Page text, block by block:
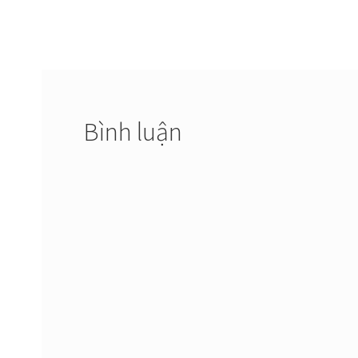
Bình luận